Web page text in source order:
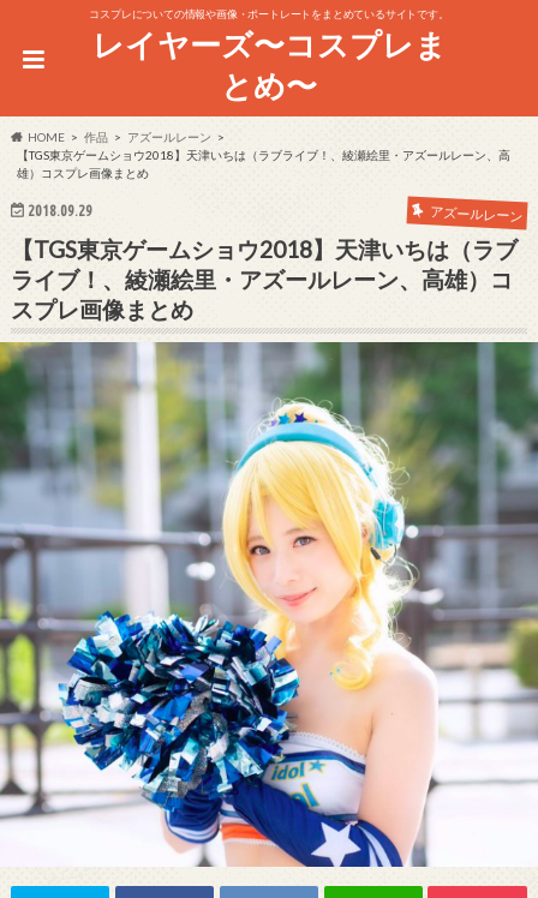
コスプレについての情報や画像・ポートレートをまとめているサイトです。
レイヤーズ〜コスプレま
とめ〜
HOME 作品
アズールレーン
【TGS東京ゲームショウ2018】天津いちは（ラブライブ！、綾瀬絵里・アズールレーン、高
雄）コスプレ画像まとめ
2018.09.29 アズールレーン
【TGS東京ゲームショウ2018】天津いちは（ラブ
ライブ！、綾瀬絵里・アズールレーン、高雄）コ
スプレ画像まとめ